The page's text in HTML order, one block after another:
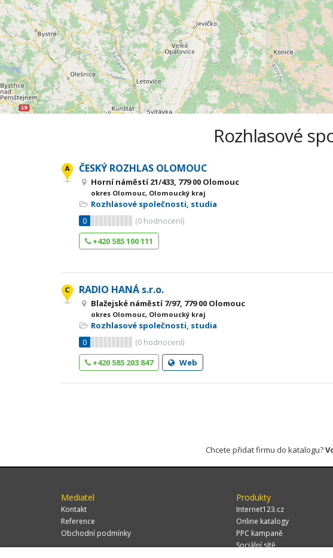
Rozhlasové
ČESKÝ ROZHLAS OLOMOUC
Horní náměstí 21/433, 779 00 Olomouc
okres Olomouc, Olomoucký kraj
Rozhlasové společnosti, studia
0
(0 hodnocení)
+420 585 100 111
RADIO HANÁ s.r.o.
Blažejské náměstí 7/97, 779 00 Olomouc
okres Olomouc, Olomoucký kraj
Rozhlasové společnosti, studia
0
(0 hodnocení)
+420 585 203 847
Web
Chcete přidat firmu do katalogu?
Mediatel
Kontakt
Reference
Obchodní podmínky
Produkty
Internet123.cz
Online katalogy
PPC kampaně
Sociální sítě